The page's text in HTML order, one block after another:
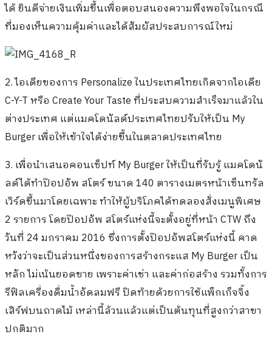
ได้ ยินดีจ่ายเงินเพิ่มขึ้นเพื่อตอบสนองความพึงพอใจในกรณี
ที่มองเห็นความคุ้มค่าและได้สัมผัสประสบการณ์ใหม่
2. ไอเดียของการ Personalize ในประเทศไทยเกิดจากไอเดีย
C-Y-T หรือ Create Your Taste ที่ประสบความสำเร็จมาแล้วใน
ต่างประเทศ แต่แมคโดนัลด์ประเทศไทยปรับให้เป็น My
Burger เพื่อให้เข้าใจได้ง่ายขึ้นในตลาดประเทศไทย
3. เพื่อนำเสนอคอนเซ็ปท์ My Burger ให้เป็นที่รับรู้ แมคโดนั
ลด์ได้ทำป๊อปอัพ สโตร์ ขนาด 140 ตารางเมตรหน้าเซ็นทรัล
เวิร์ดขึ้นมาโดยเฉพาะ ทำให้ผู้บริโภคได้ทดลองสั่งเมนูพิเศษ
2 รายการ โดยป๊อปอัพ สโตร์แห่งนี้จะตั้งอยู่ที่หน้า CTW ถึง
วันที่ 24 มกราคม 2016 ซึ่งการตั้งป๊อปอัพสโตร์แห่งนี้ คาด
หวังว่าจะเป็นส่วนหนึ่งของการสร้างกระแส My Burger เป็น
หลัก ไม่เน้นยอดขาย เพราะค่าเช่า และค่าก่อสร้าง รวมทั้งการ
รีฟิลเครื่องดื่มน้ำอัดลมฟรี ปิดท้ายด้วยการใช้แพ็กเก็จจิ้ง
เสิร์ฟบนถาดไม้ เหล่านี้ล้วนแล้วแต่เป็นต้นทุนที่สูงกว่าสาขา
ปกติมาก